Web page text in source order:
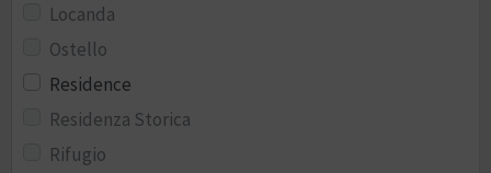
Locanda
Ostello
Residence
Residenza Storica
Rifugio